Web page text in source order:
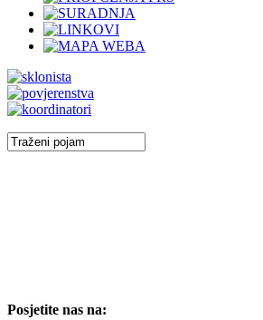
Posjetite nas na: